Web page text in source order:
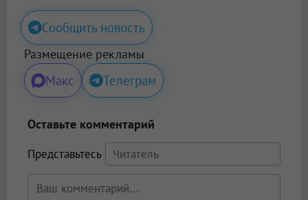
Сообщить новость
Размещение рекламы
Макс Телеграм
Оставьте комментарий
Представьтесь